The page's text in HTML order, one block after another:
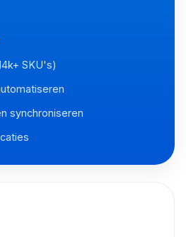
SKU's)
synchroniseren